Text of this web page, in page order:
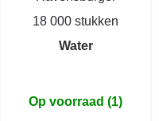
18 000 stukken
Water
Op voorraad (1)